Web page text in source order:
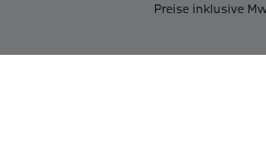
Preise inklusive